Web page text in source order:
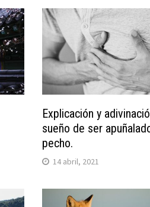
Explicación y
sueño de ser
pecho.
14 abril, 2021